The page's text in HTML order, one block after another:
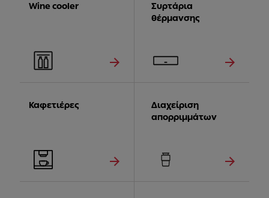
Wine cooler
Συρτάρια
θέρμανσης
Καφετιέρες
Διαχείριση
απορριμμάτων